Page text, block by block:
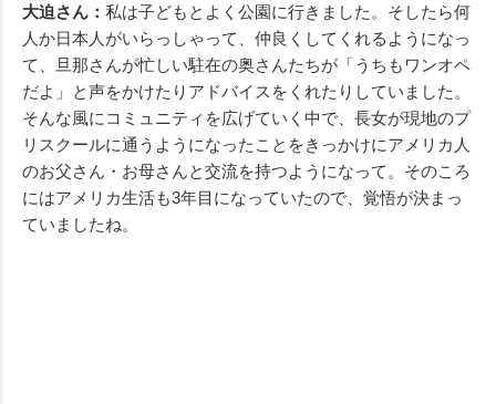
大迫さん： 私は子どもとよく公園に行きました。そしたら何
人か日本人がいらっしゃって、仲良くしてくれるようになっ
て、旦那さんが忙しい駐在の奥さんたちが「うちもワンオペ
だよ」と声をかけたりアドバイスをくれたりしていました。
そんな風にコミュニティを広げていく中で、長女が現地のプ
リスクールに通うようになったことをきっかけにアメリカ人
のお父さん・お母さんと交流を持つようになって。そのころ
にはアメリカ生活も3年目になっていたので、覚悟が決まっ
ていましたね。